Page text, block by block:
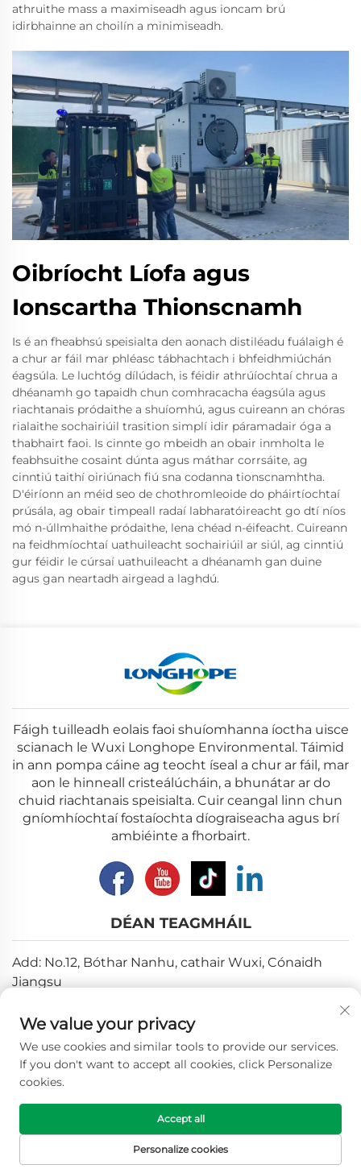
athruithe mass a maximiseadh agus ioncam brú
idirbhainne an choilín a minimiseadh.
Oibríocht Líofa agus
Ionscartha Thionscnamh
Is é an fheabhsú speisialta den aonach distiléadu fuálaigh é
a chur ar fáil mar phléasc tábhachtach i bhfeidhmiúchán
éagsúla. Le luchtóg dílúdach, is féidir athrúíochtaí chrua a
dhéanamh go tapaidh chun comhracacha éagsúla agus
riachtanais pródaithe a shuíomhú, agus cuireann an chóras
rialaithe sochairiúil trasition simplí idir páramadair óga a
thabhairt faoi. Is cinnte go mbeidh an obair inmholta le
feabhsuithe cosaint dúnta agus máthar corrsáite, ag
cinntiú taithí oiriúnach fiú sna codanna tionscnamhtha.
D'éiríonn an méid seo de chothromleoide do pháirtíochtaí
prúsála, ag obair timpeall radaí labharatóireacht go dtí níos
mó n-úllmhaithe pródaithe, lena chéad n-éifeacht. Cuireann
na feidhmíochtaí uathuileacht sochairiúil ar siúl, ag cinntiú
gur féidir le cúrsaí uathuileacht a dhéanamh gan duine
agus gan neartadh airgead a laghdú.
Fáigh tuilleadh eolais faoi shuíomhanna íoctha uisce
scianach le Wuxi Longhope Environmental. Táimid
in ann pompa cáine ag teocht íseal a chur ar fáil, mar
aon le hinneall cristeálúcháin, a bhunátar ar do
chuid riachtanais speisialta. Cuir ceangal linn chun
gníomhíochtaí fostaíochta díograiseacha agus brí
ambiéinte a fhorbairt.
DÉAN TEAGMHÁIL
Add: No.12, Bóthar Nanhu, cathair Wuxi, Cónaidh
Jiangsu
+86-18018310578
Cóipcheart © 2025 Wuxi Longhope Environmental co.ltd.
Gach ceann de chearta cúinsithe. -Beartas
Príobháideachais
LEATHANACH TÁIRGE RÍOMHPHOST TEL
We value your privacy
We use cookies and similar tools to provide our services.
If you don't want to accept all cookies, click Personalize
cookies.
Personalize cookies
Accept all